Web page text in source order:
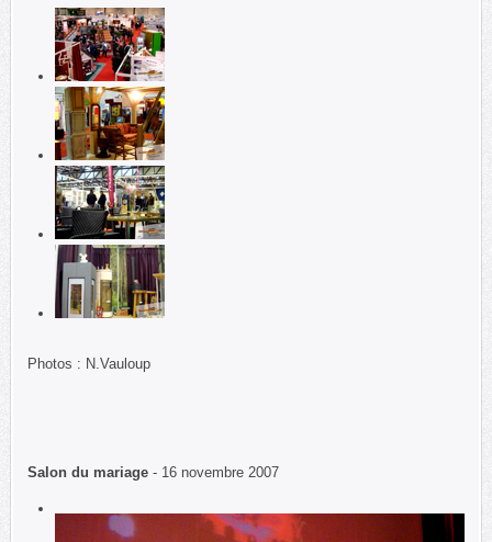
Photos : N.Vauloup
Salon du mariage - 16 novembre 2007